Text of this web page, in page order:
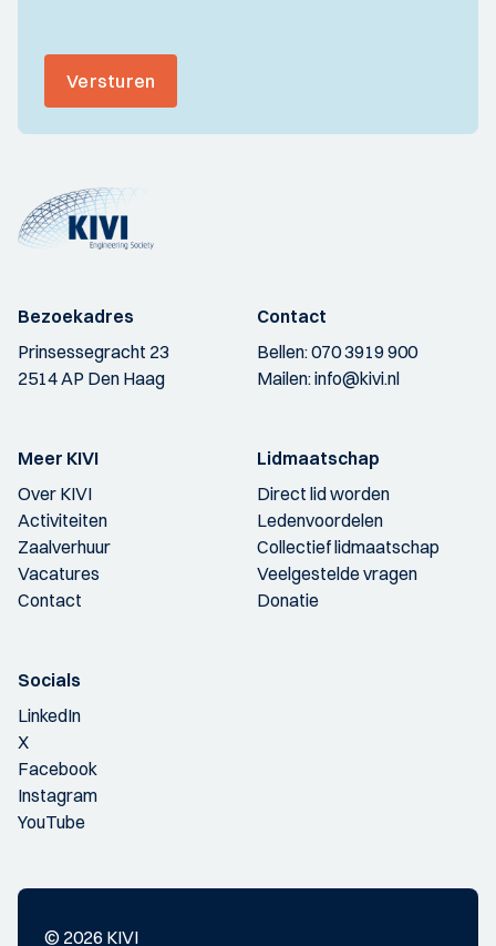
Versturen
Bezoekadres
Prinsessegracht 23
2514 AP Den Haag
Contact
Bellen:070 3919 900
Mailen:info@kivi.nl
Meer KIVI
Over KIVI
Activiteiten
Zaalverhuur
Vacatures
Contact
Lidmaatschap
Direct lid worden
Ledenvoordelen
Collectief lidmaatschap
Veelgestelde vragen
Donatie
Socials
LinkedIn
X
Facebook
Instagram
YouTube
© 2026 KIVI